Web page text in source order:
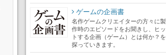
ゲームの企画書
名作ゲームクリエイターの方々に製
作時のエピソードをお聞きし、ヒッ
トする企画（ゲーム）とは何か？を
探っていきます。